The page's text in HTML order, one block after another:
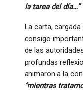
la tarea del día…”
La carta,
consigo
de las
profundas
animaron a la
“mientras